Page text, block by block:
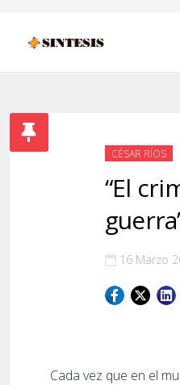
CÉSAR RÍOS
“El
16 Marzo
Cada vez que en el